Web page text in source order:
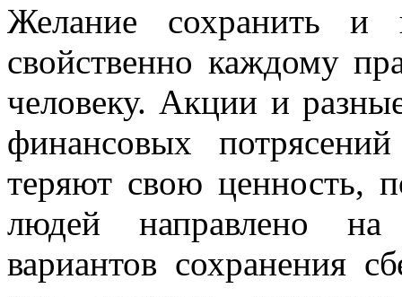
Желание сохранить и
свойственно каждому
человеку. Акции и
финансовых
теряют свою ценность,
людей направлено
вариантов сохранения